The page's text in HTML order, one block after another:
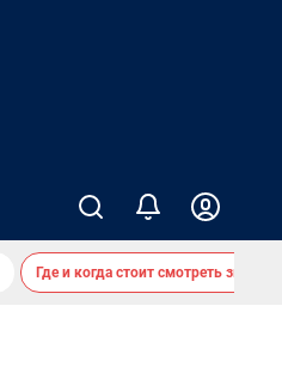
Где и когда стоит смотреть